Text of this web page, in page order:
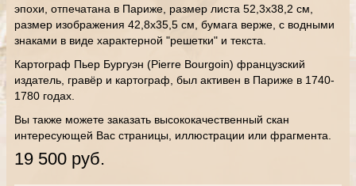
эпохи, отпечатана в Париже, размер листа 52,3х38,2 см,
размер изображения 42,8х35,5 см, бумага верже, с водными
знаками в виде характерной "решетки" и текста.
Картограф Пьер Бургуэн (Pierre Bourgoin) французский
издатель, гравёр и картограф, был активен в Париже в 1740-
1780 годах.
Вы также можете заказать высококачественный скан
интересующей Вас страницы, иллюстрации или фрагмента.
19 500 руб.